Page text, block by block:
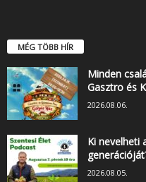
MÉG TÖBB HÍR
Minden
Gasztro és
2026.08.06.
Ki nevelheti
2026.08.05.